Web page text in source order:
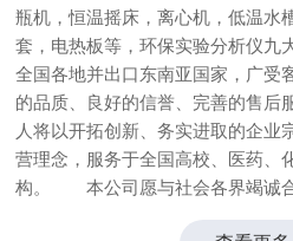
瓶机，恒温摇床，离心机，低温水
套，电热板等，环保实验分析仪九
全国各地并出口东南亚国家，广
的品质、良好的信誉、完善的售后
人将以开拓创新、务实进取的企业
营理念，服务于全国高校、医药、
构。 本公司愿与社会各界竭诚
迎新老客户莅临我公司洽谈指导。